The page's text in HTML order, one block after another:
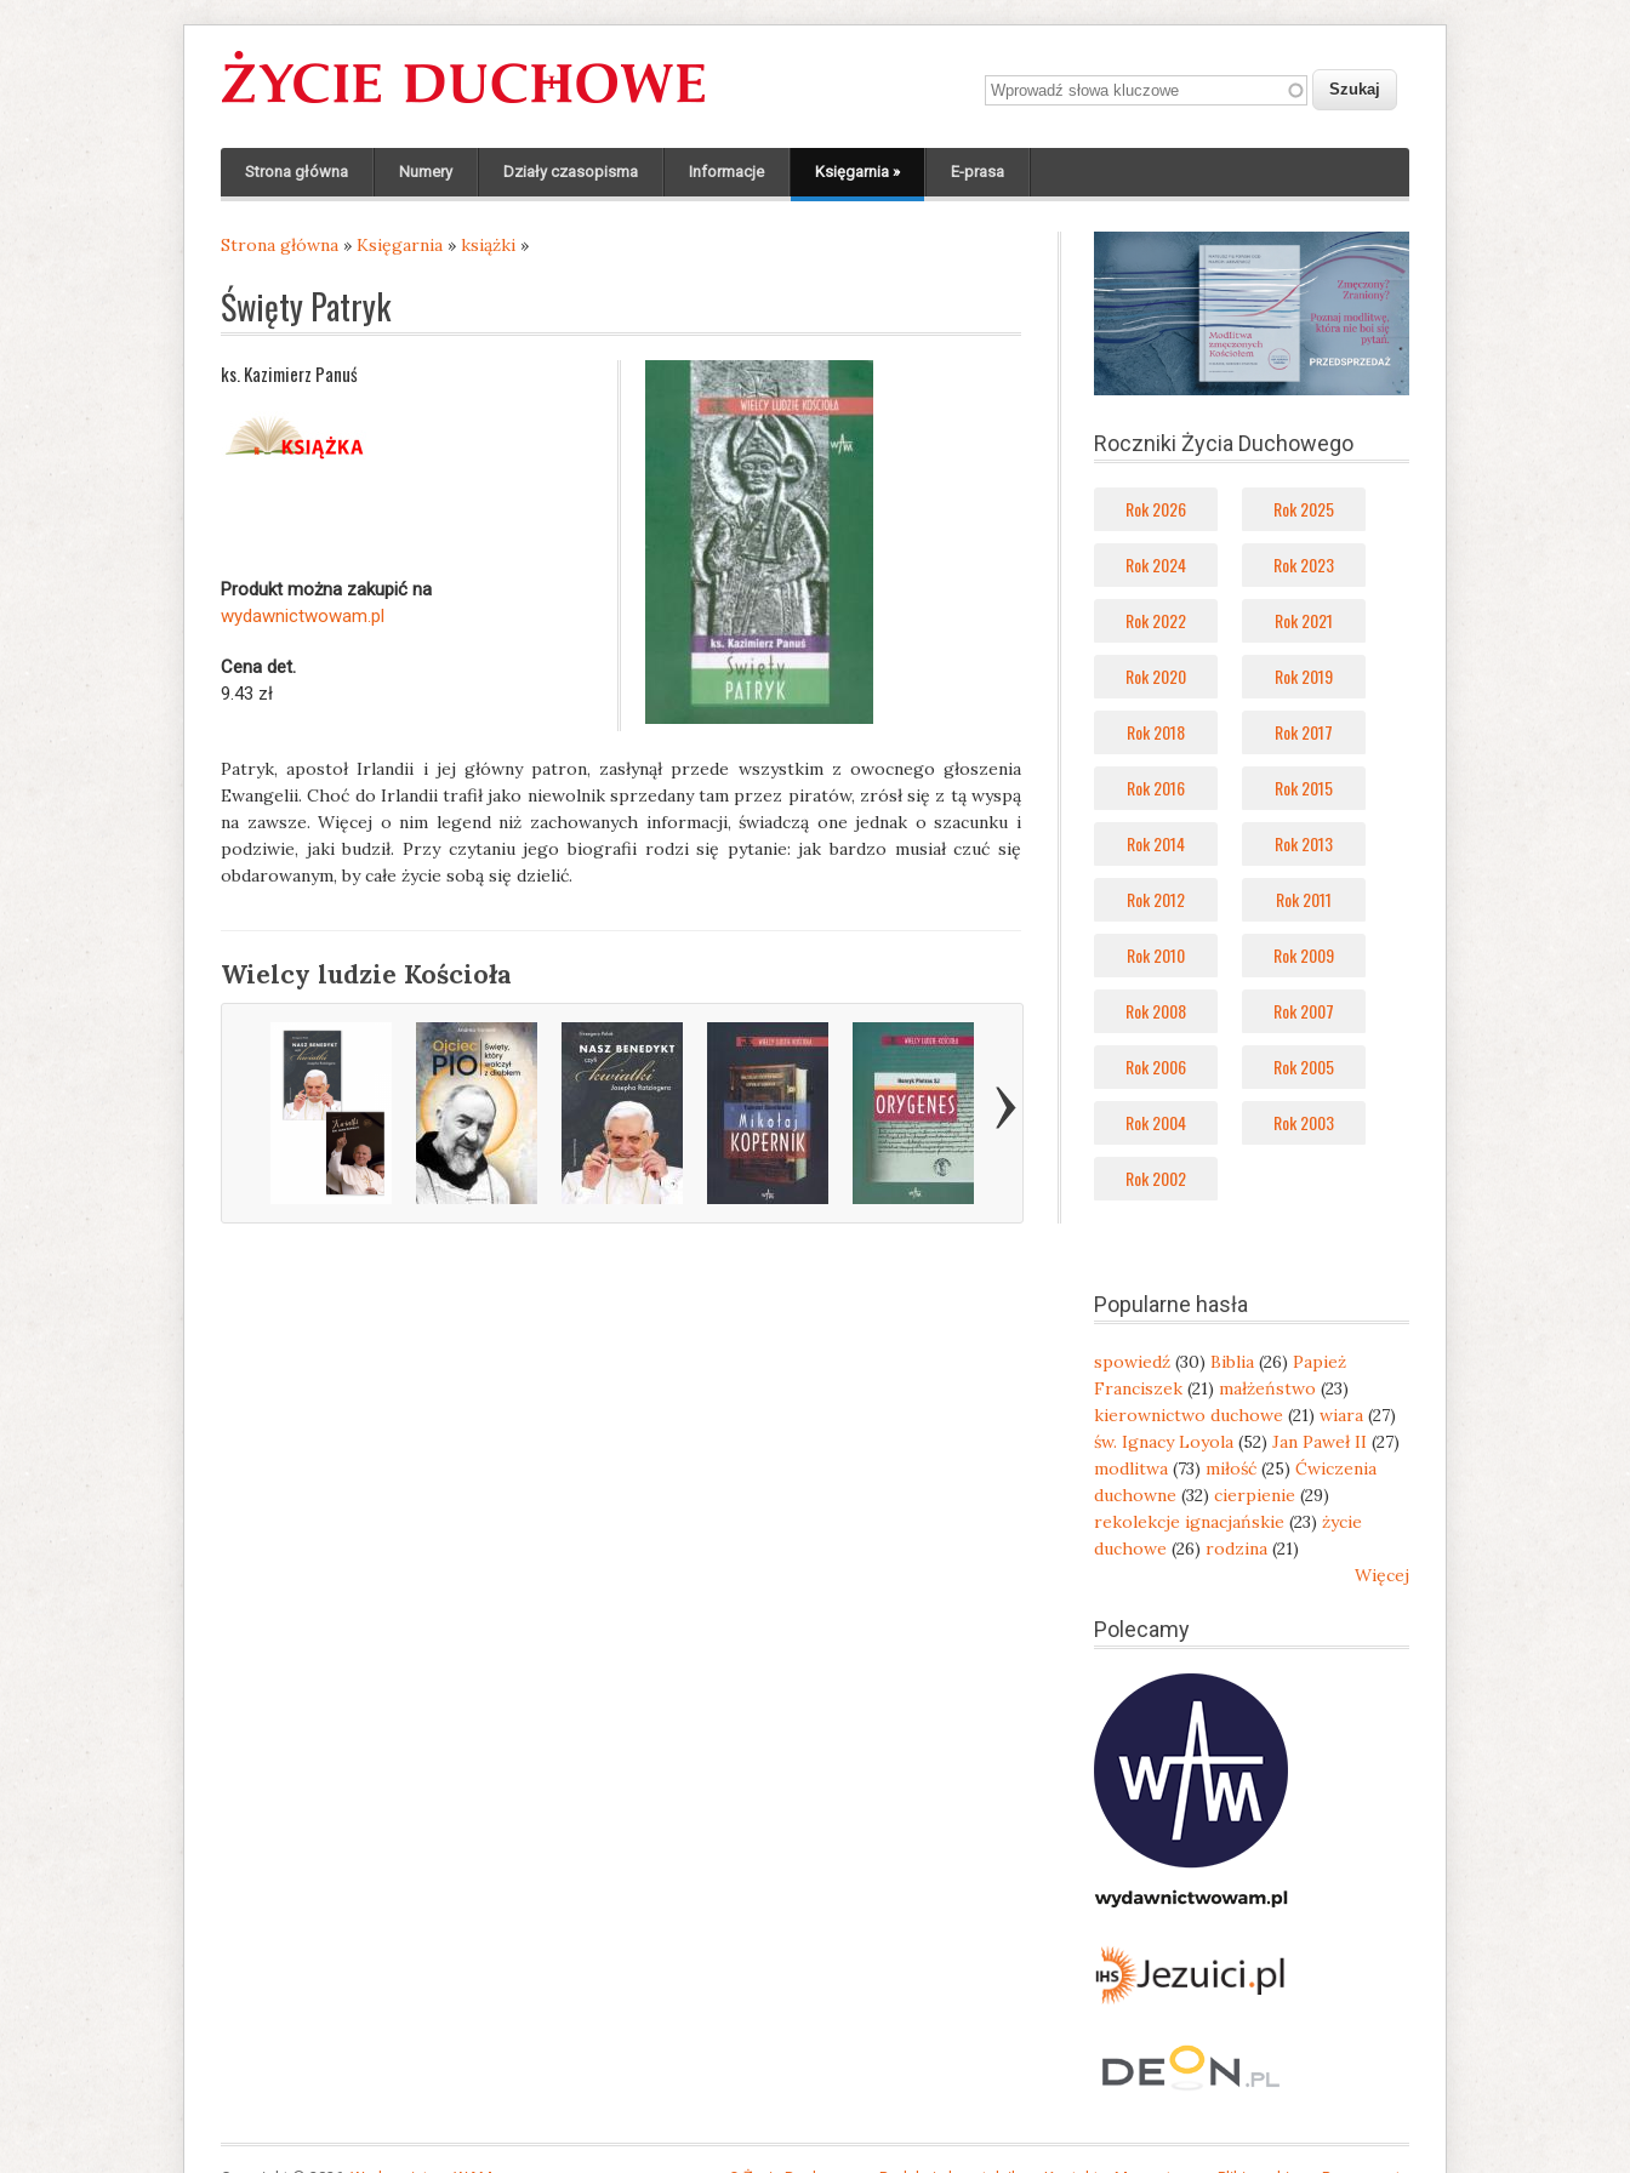
Wprowadź słowa kluczowe
Strona główna Numery Działy czasopisma Informacje Księgarnia » E-prasa
Jesteś tutaj
Strona główna » Księgarnia » książki »
Święty Patryk
ks. Kazimierz Panuś
Produkt można zakupić na
wydawnictwowam.pl
Cena det.
9.43 zł
Patryk, apostoł Irlandii i jej główny patron, zasłynął przede wszystkim z owocnego głoszenia
Ewangelii. Choć do Irlandii trafił jako niewolnik sprzedany tam przez piratów, zrósł się z tą wyspą
na zawsze. Więcej o nim legend niż zachowanych informacji, świadczą one jednak o szacunku i
podziwie, jaki budził. Przy czytaniu jego biografii rodzi się pytanie: jak bardzo musiał czuć się
obdarowanym, by całe życie sobą się dzielić.
Wielcy ludzie Kościoła
Roczniki Życia Duchowego
Rok 2026 Rok 2025
Rok 2024 Rok 2023
Rok 2022 Rok 2021
Rok 2020 Rok 2019
Rok 2018 Rok 2017
Rok 2016 Rok 2015
Rok 2014 Rok 2013
Rok 2012 Rok 2011
Rok 2010 Rok 2009
Rok 2008 Rok 2007
Rok 2006 Rok 2005
Rok 2004 Rok 2003
Rok 2002
Popularne hasła
spowiedź (30) Biblia (26) Papież
Franciszek (21) małżeństwo (23)
kierownictwo duchowe (21) wiara (27)
św. Ignacy Loyola (52) Jan Paweł II (27)
modlitwa (73) miłość (25) Ćwiczenia
duchowne (32) cierpienie (29)
rekolekcje ignacjańskie (23) życie
duchowe (26) rodzina (21)
Więcej
Polecamy